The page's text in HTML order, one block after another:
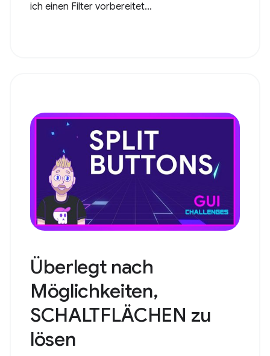
ich einen Filter vorbereitet...
Überlegt nach
Möglichkeiten,
SCHALTFLÄCHEN zu
lösen